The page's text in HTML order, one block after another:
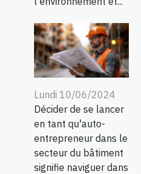
Lundi 10/06/2024
Décider de se lancer
en tant qu'auto-
entrepreneur dans le
secteur du bâtiment
signifie naviguer dans